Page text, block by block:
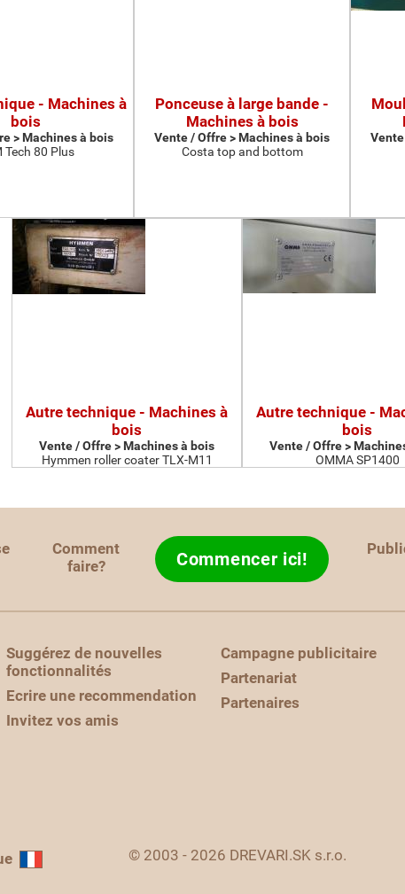
- Machines à
bois
> Machines à bois
Tech 80 Plus
Ponceuse à large bande -
Machines à bois
Vente / Offre > Machines à bois
Costa top and bottom
Autre technique - Machines à
bois
Vente / Offre > Machines à bois
Hymmen roller coater TLX-M11
Autre technique -
bois
Vente / Offre >
OMMA SP1400
Comment
faire?
Commencer ici!
Suggérez de nouvelles
fonctionnalités
Ecrire une recommendation
Invitez vos amis
Campagne publicitaire
Partenariat
Partenaires
© 2003 - 2026 DREVARI.SK s.r.o.